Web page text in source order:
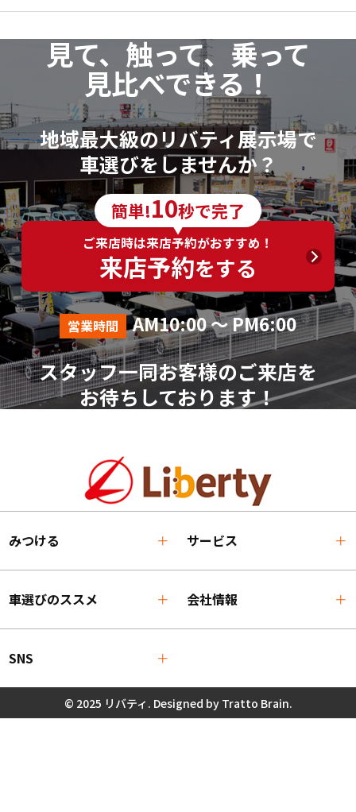
見て、触って、乗って
見比べできる！
地域最大級のリバティ展示場で
車選びをしませんか？
簡単!10秒で完了
ご来店時は来店予約がおすすめ！
来店予約をする
営業時間 AM10:00 ～ PM6:00
スタッフ一同お客様のご来店を
お待ちしております！
みつける サービス
車選びのススメ 会社情報
SNS
© 2025 リバティ. Designed by Tratto Brain.